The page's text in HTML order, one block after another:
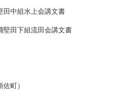
田中組水上会講文書
堅田下組流田会講文書
町）